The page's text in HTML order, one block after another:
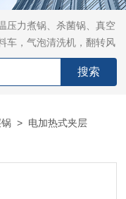
压力煮锅、杀菌锅、真空
车，气泡清洗机，翻转风
> 电加热式夹层